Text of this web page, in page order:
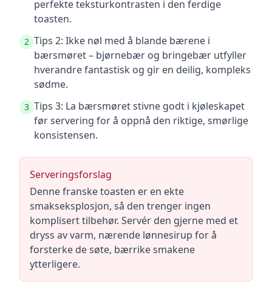
perfekte teksturkontrasten i den ferdige
toasten.
2 Tips 2: Ikke nøl med å blande bærene i
bærsmøret – bjørnebær og bringebær utfyller
hverandre fantastisk og gir en deilig, kompleks
sødme.
3 Tips 3: La bærsmøret stivne godt i kjøleskapet
før servering for å oppnå den riktige, smørlige
konsistensen.
Serveringsforslag
Denne franske toasten er en ekte
smakseksplosjon, så den trenger ingen
komplisert tilbehør. Servér den gjerne med et
dryss av varm, nærende lønnesirup for å
forsterke de søte, bærrike smakene
ytterligere.